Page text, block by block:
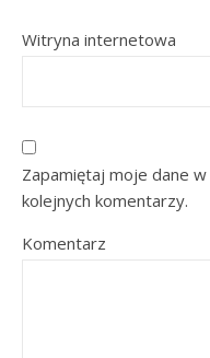
Witryna internetowa
Zapamiętaj moje dane
kolejnych komentarzy.
Komentarz